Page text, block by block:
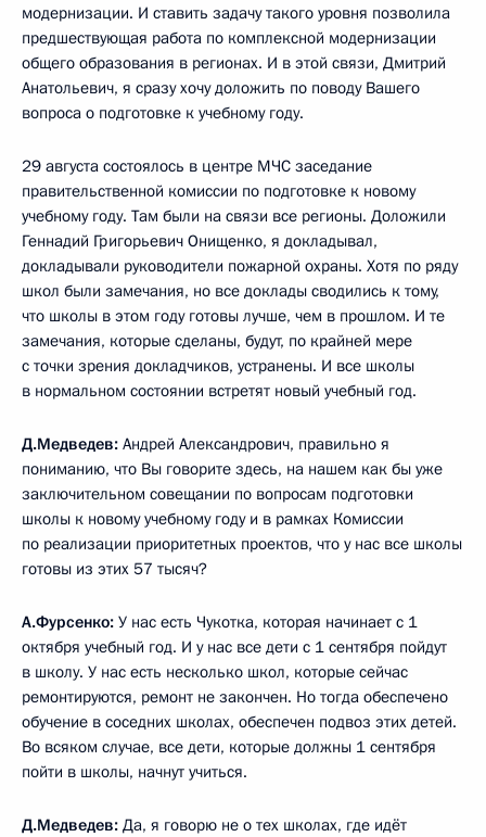
модернизации. И ставить задачу такого уровня позволила
предшествующая работа по комплексной модернизации
общего образования в регионах. И в этой связи, Дмитрий
Анатольевич, я сразу хочу доложить по поводу Вашего
вопроса о подготовке к учебному году.
29 августа состоялось в центре МЧС заседание
правительственной комиссии по подготовке к новому
учебному году. Там были на связи все регионы. Доложили
Геннадий Григорьевич Онищенко, я докладывал,
докладывали руководители пожарной охраны. Хотя по ряду
школ были замечания, но все доклады сводились к тому,
что школы в этом году готовы лучше, чем в прошлом. И те
замечания, которые сделаны, будут, по крайней мере
с точки зрения докладчиков, устранены. И все школы
в нормальном состоянии встретят новый учебный год.
Д.Медведев: Андрей Александрович, правильно я
пониманию, что Вы говорите здесь, на нашем как бы уже
заключительном совещании по вопросам подготовки
школы к новому учебному году и в рамках Комиссии
по реализации приоритетных проектов, что у нас все школы
готовы из этих 57 тысяч?
А.Фурсенко: У нас есть Чукотка, которая начинает с 1
октября учебный год. И у нас все дети с 1 сентября пойдут
в школу. У нас есть несколько школ, которые сейчас
ремонтируются, ремонт не закончен. Но тогда обеспечено
обучение в соседних школах, обеспечен подвоз этих детей.
Во всяком случае, все дети, которые должны 1 сентября
пойти в школы, начнут учиться.
Д.Медведев: Да, я говорю не о тех школах, где идёт